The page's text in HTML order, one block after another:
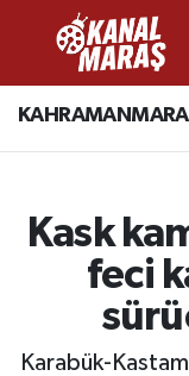
Kask
feci
Karabük-
CANLI YAYIN
SPOR
SİYASET
Süper Lig